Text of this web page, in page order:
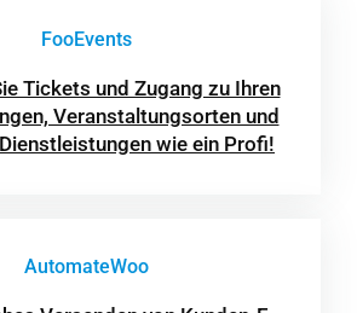
FooEvents
Tickets und Zugang zu Ihren
Veranstaltungsorten und
wie ein Profi!
AutomateWoo